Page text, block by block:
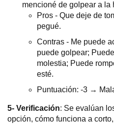
mencioné de golpear a la
Pros - Que deje de
pegué.
Contras - Me puede
puede golpear;
molestia; Puede
esté.
Puntuación: -3 →
5- Verificación: Se evalúan
opción, cómo funciona a